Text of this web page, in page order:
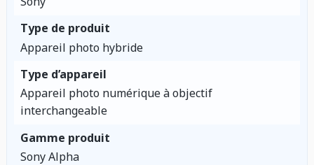
Type de produit
Appareil photo hybride
Type d’appareil
Appareil photo numérique à objectif
interchangeable
Gamme produit
Sony Alpha